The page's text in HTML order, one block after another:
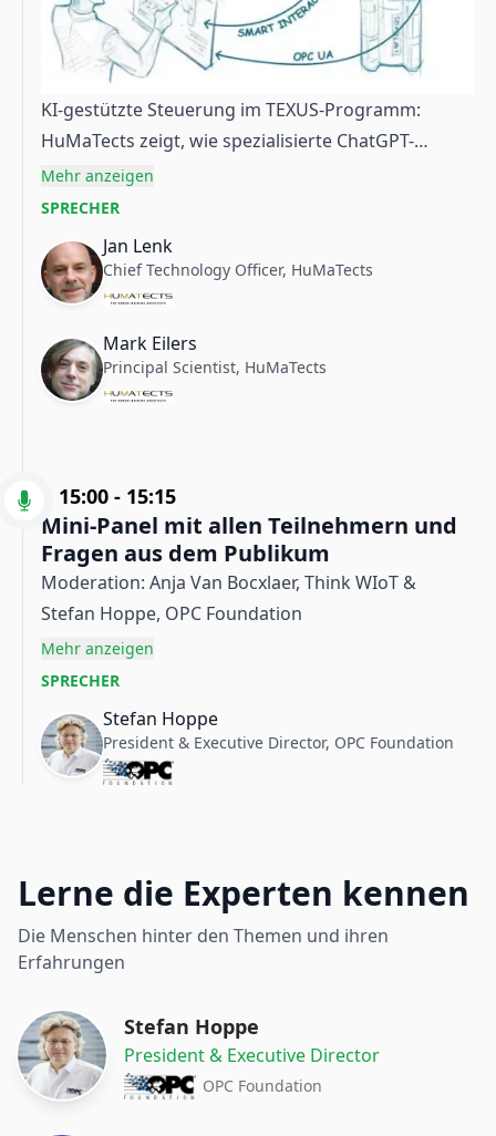
KI-gestützte Steuerung im TEXUS-Programm:
HuMaTects zeigt, wie spezialisierte ChatGPT-
Assistenten und OPC UA im Payload-Portal
zusammenfinden.
Mehr anzeigen
SPRECHER
Jan Lenk
Chief Technology Officer, HuMaTects
Mark Eilers
Principal Scientist, HuMaTects
15:00 - 15:15
Mini-Panel mit allen Teilnehmern und
Fragen aus dem Publikum
Moderation: Anja Van Bocxlaer, Think WIoT &
Stefan Hoppe, OPC Foundation
Mehr anzeigen
SPRECHER
Stefan Hoppe
President & Executive Director, OPC Foundation
Lerne die Experten kennen
Die Menschen hinter den Themen und ihren
Erfahrungen
Stefan Hoppe
President & Executive Director
OPC Foundation